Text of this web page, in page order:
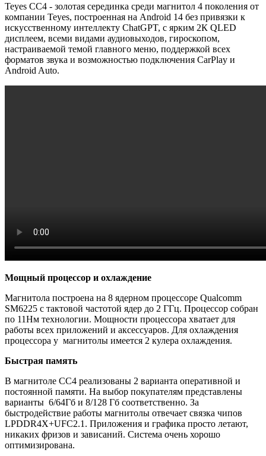
Teyes CC4 - золотая серединка среди магнитол 4 поколения от
компании Teyes, построенная на Android 14 без привязки к
искусственному интеллекту ChatGPT, с ярким 2К QLED
дисплеем, всеми видами аудиовыходов, гироскопом,
настраиваемой темой главного меню, поддержкой всех
форматов звука и возможностью подключения CarPlay и
Android Auto.
Мощный процессор и охлаждение
Магнитола построена на 8 ядерном процессоре Qualcomm
SM6225 c тактовой частотой ядер до 2 ГГц. Процессор собран
по 11Нм технологии. Мощности процессора хватает для
работы всех приложений и аксессуаров. Для охлаждения
процессора у магнитолы имеется 2 кулера охлаждения.
Быстрая память
В магнитоле CC4 реализованы 2 варианта оперативной и
постоянной памяти. На выбор покупателям представлены
варианты 6/64Гб и 8/128 Гб соответственно. За
быстродействие работы магнитолы отвечает связка чипов
LPDDR4X+UFC2.1. Приложения и графика просто летают,
никаких фризов и зависаний. Система очень хорошо
оптимизирована.